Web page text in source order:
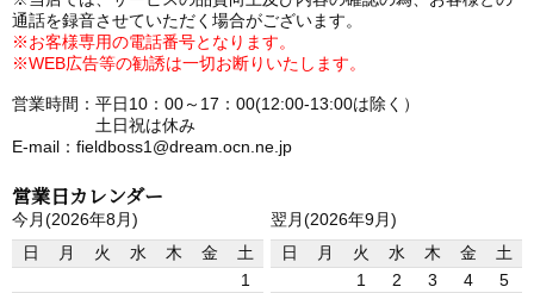
通話を録音させていただく場合がございます。
※お客様専用の電話番号となります。
※WEB広告等の勧誘は一切お断りいたします。
営業時間：平日10：00～17：00(12:00-13:00は除く）
土日祝は休み
E-mail：fieldboss1@dream.ocn.ne.jp
営業日カレンダー
今月(2026年8月)
日
月 火 水 木 金
土
1
翌月(2026年9月)
日
月 火 水 木 金
土
1
2 3 4
5